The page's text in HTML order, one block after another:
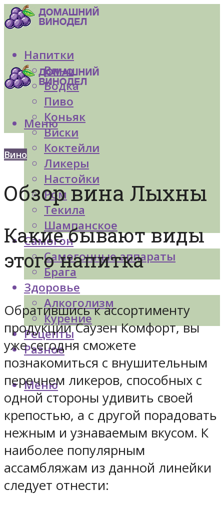
Напитки
Вино
Водка
Пиво
Коньяк
Виски
Коктейли
Ликеры
Настойки
Ром
Текила
Шампанское
Самогон
Самогонные аппараты
Брага
Здоровье
Алкоголизм
Курение
Рецепты
Разное
Меню
Меню
Вино
Обзор вина Лыхны
Какие бывают виды
этого напитка
Обратившись к ассортименту
продукции Саузен Комфорт, вы
уже сегодня сможете
познакомиться с внушительным
перечнем ликеров, способных с
одной стороны удивить своей
крепостью, а с другой порадовать
нежным и узнаваемым вкусом. К
наиболее популярным
ассамбляжам из данной линейки
следует отнести: